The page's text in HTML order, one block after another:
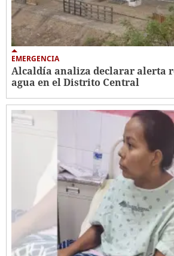
EMERGENCIA
Alcaldía analiza declarar alerta
agua en el Distrito Central